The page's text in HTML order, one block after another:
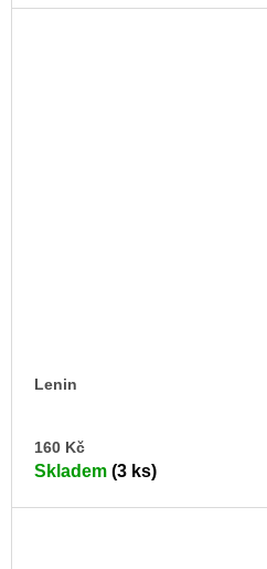
Lenin
160 Kč
Skladem (3 ks)